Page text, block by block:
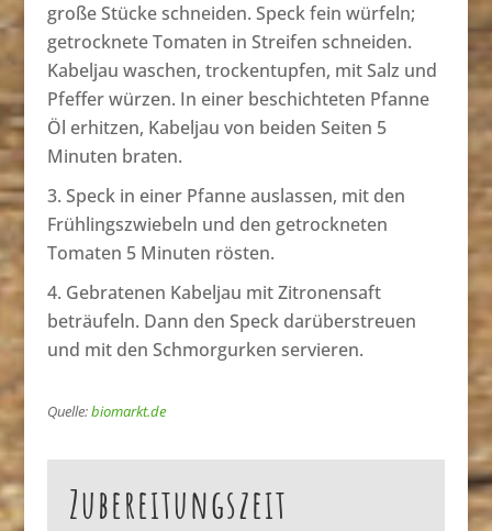
große Stücke schneiden. Speck fein würfeln;
getrocknete Tomaten in Streifen schneiden.
Kabeljau waschen, trockentupfen, mit Salz und
Pfeffer würzen. In einer beschichteten Pfanne
Öl erhitzen, Kabeljau von beiden Seiten 5
Minuten braten.
Speck in einer Pfanne auslassen, mit den
Frühlingszwiebeln und den getrockneten
Tomaten 5 Minuten rösten.
Gebratenen Kabeljau mit Zitronensaft
beträufeln. Dann den Speck darüberstreuen
und mit den Schmorgurken servieren.
Quelle:biomarkt.de
Zubereitungszeit